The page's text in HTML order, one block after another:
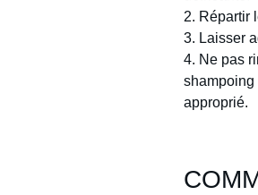
2. Répartir
3. Laisser
4. Ne pas
shampoing
approprié.